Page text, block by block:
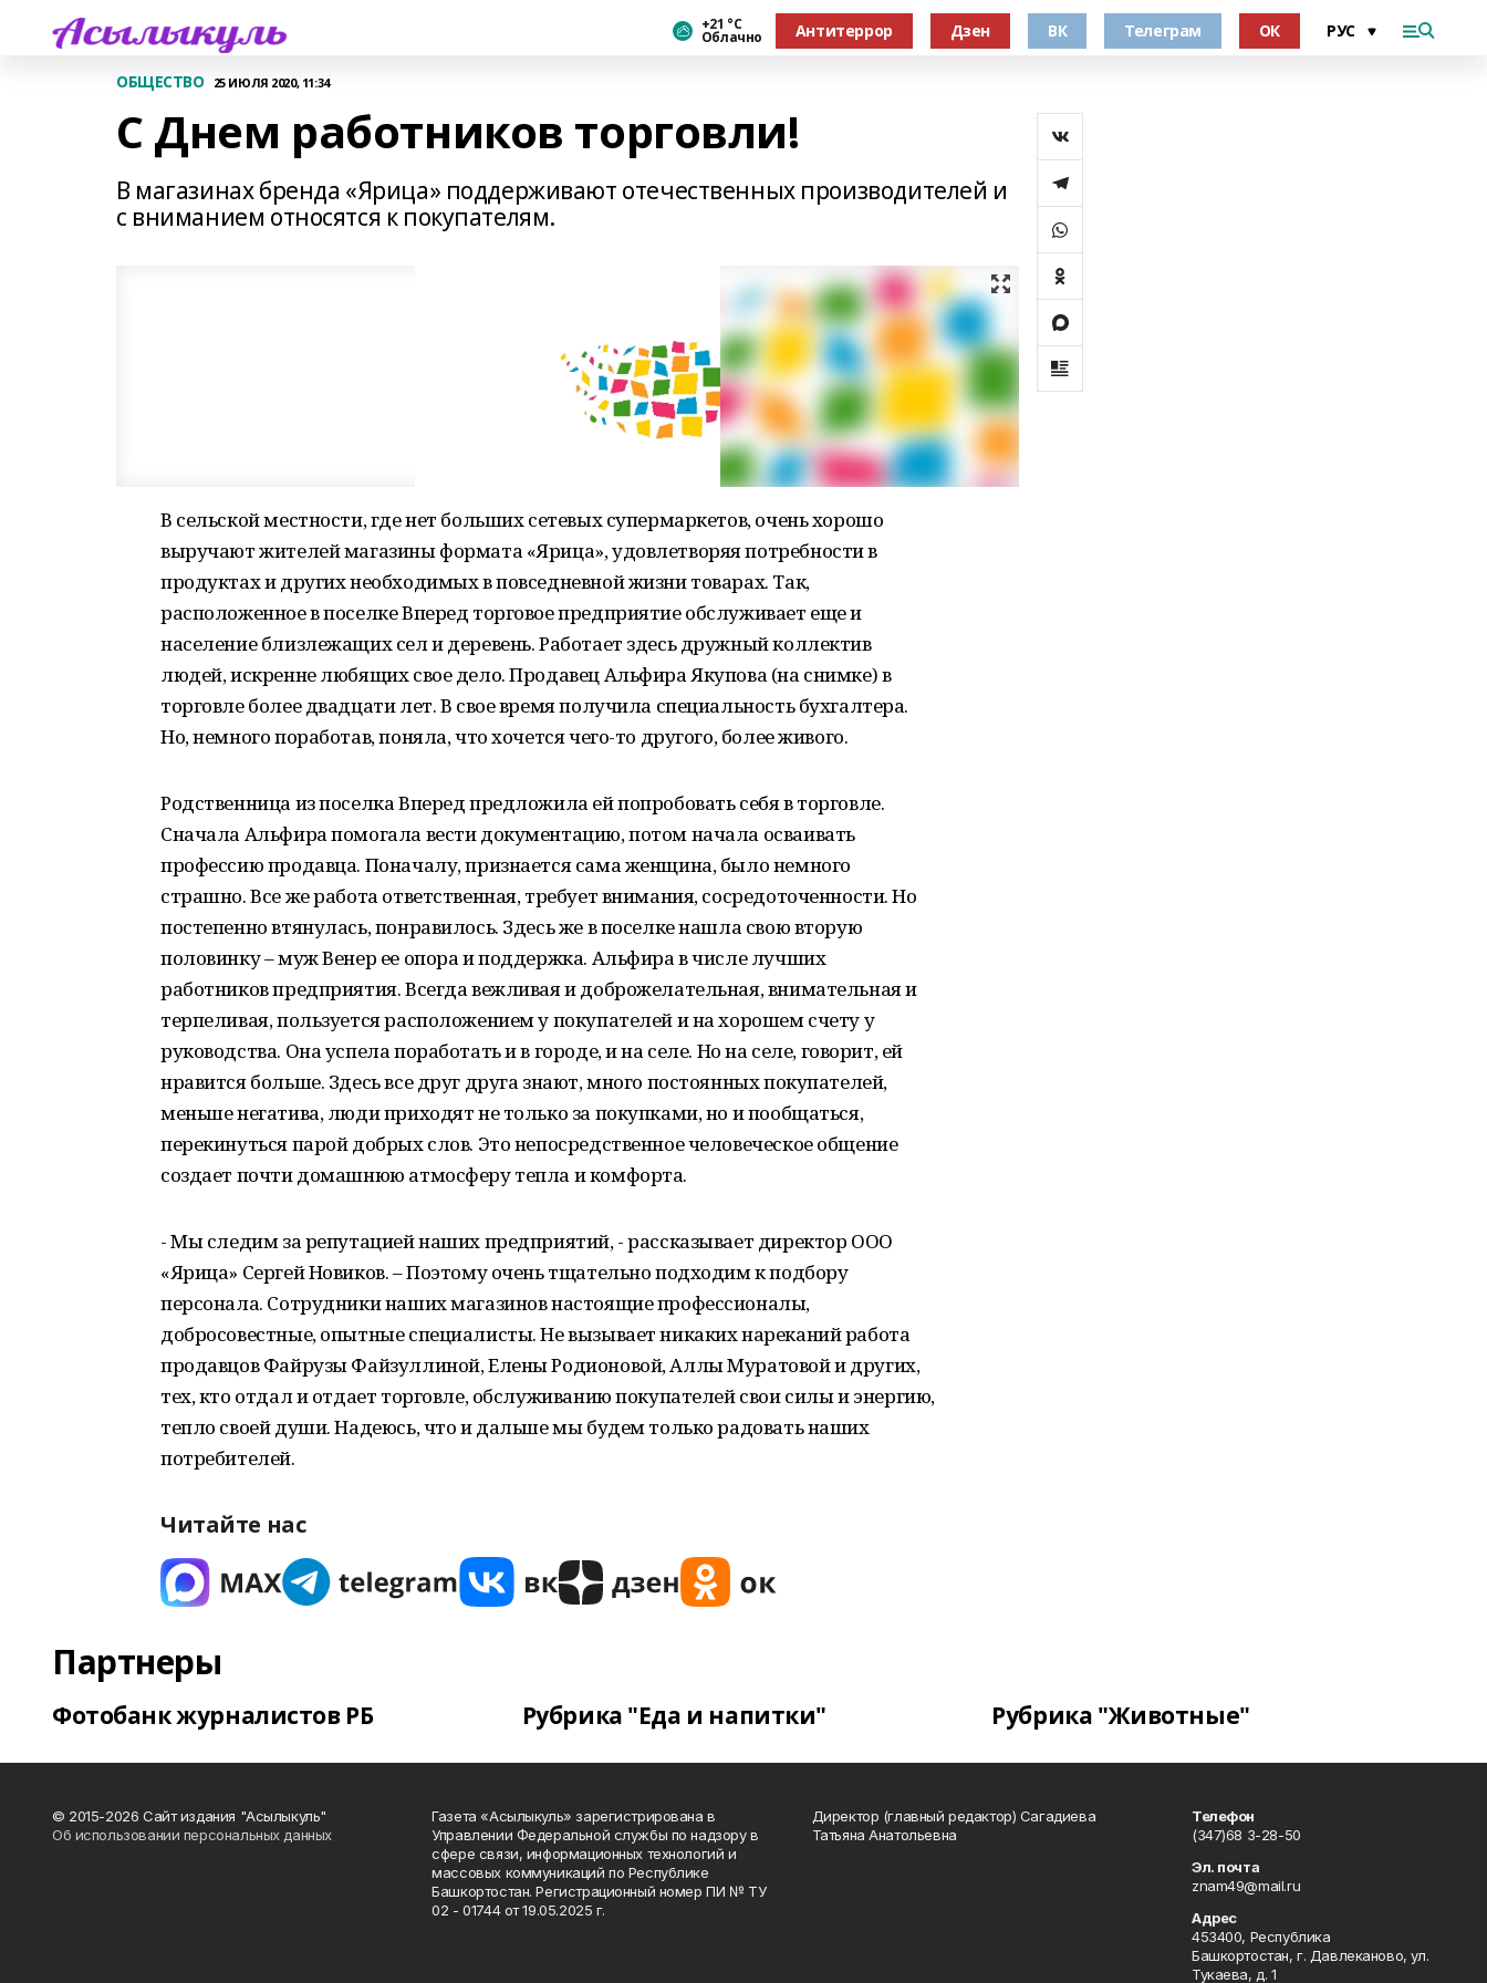
+21 °С
Облачно Антитеррор Дзен ВК Телеграм ОК
ОБЩЕСТВО 25 ИЮЛЯ 2020, 11:34
С Днем работников торговли!
В магазинах бренда «Ярица» поддерживают отечественных производителей и
с вниманием относятся к покупателям.
В сельской местности, где нет больших сетевых супермаркетов, очень хорошо
выручают жителей магазины формата «Ярица», удовлетворяя потребности в
продуктах и других необходимых в повседневной жизни товарах. Так,
расположенное в поселке Вперед торговое предприятие обслуживает еще и
население близлежащих сел и деревень. Работает здесь дружный коллектив
людей, искренне любящих свое дело. Продавец Альфира Якупова (на снимке) в
торговле более двадцати лет. В свое время получила специальность бухгалтера.
Но, немного поработав, поняла, что хочется чего-то другого, более живого.
Родственница из поселка Вперед предложила ей попробовать себя в торговле.
Сначала Альфира помогала вести документацию, потом начала осваивать
профессию продавца. Поначалу, признается сама женщина, было немного
страшно. Все же работа ответственная, требует внимания, сосредоточенности. Но
постепенно втянулась, понравилось. Здесь же в поселке нашла свою вторую
половинку – муж Венер ее опора и поддержка. Альфира в числе лучших
работников предприятия. Всегда вежливая и доброжелательная, внимательная и
терпеливая, пользуется расположением у покупателей и на хорошем счету у
руководства. Она успела поработать и в городе, и на селе. Но на селе, говорит, ей
нравится больше. Здесь все друг друга знают, много постоянных покупателей,
меньше негатива, люди приходят не только за покупками, но и пообщаться,
перекинуться парой добрых слов. Это непосредственное человеческое общение
создает почти домашнюю атмосферу тепла и комфорта.
- Мы следим за репутацией наших предприятий, - рассказывает директор ООО
«Ярица» Сергей Новиков. – Поэтому очень тщательно подходим к подбору
персонала. Сотрудники наших магазинов настоящие профессионалы,
добросовестные, опытные специалисты. Не вызывает никаких нареканий работа
продавцов Файрузы Файзуллиной, Елены Родионовой, Аллы Муратовой и других,
тех, кто отдал и отдает торговле, обслуживанию покупателей свои силы и энергию,
тепло своей души. Надеюсь, что и дальше мы будем только радовать наших
потребителей.
Читайте нас
Партнеры
Фотобанк журналистов РБ Рубрика "Еда и напитки" Рубрика "Животные"
© 2015-2026 Сайт издания "Асылыкуль"
Об использовании персональных данных
Газета «Асылыкуль» зарегистрирована в
Управлении Федеральной службы по надзору в
сфере связи, информационных технологий и
массовых коммуникаций по Республике
Башкортостан. Регистрационный номер ПИ № ТУ
02 - 01744 от 19.05.2025 г.
Директор (главный редактор) Сагадиева
Татьяна Анатольевна
Телефон
(347)68 3-28-50
Эл. почта
znam49@mail.ru
Адрес
453400, Республика
Башкортостан, г. Давлеканово, ул.
Тукаева, д. 1